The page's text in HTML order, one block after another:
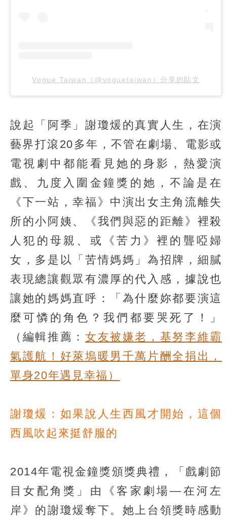
Vogue Taiwan（@voguetaiwan）分享的貼文
說起「阿季」謝瓊煖的真實人生，在演
藝界打滾20多年，不管在劇場、電影或
電視劇中都能看見她的身影，熱愛演
戲、九度入圍金鐘獎的她，不論是在
《下一站，幸福》中演出女主角流離失
所的小阿姨、《我們與惡的距離》裡殺
人犯的母親、或《苦力》裡的聾啞婦
女，多是以「苦情媽媽」為招牌，細膩
表現總讓觀眾有濃厚的代入感，據說也
讓她的媽媽直呼：「為什麼妳都要演這
麼可憐的角色？我們都要哭死了！」
（編輯推薦： 女友被嫌老，基努李維霸
氣護航！好萊塢暖男千萬片酬全捐出，
單身20年遇見幸福）
謝瓊煖：如果說人生西風才開始，這個
西風吹起來挺舒服的
2014年電視金鐘獎頒獎典禮，「戲劇節
目女配角獎」由《客家劇場—在河左
岸》的謝瓊煖奪下。她上台領獎時感動